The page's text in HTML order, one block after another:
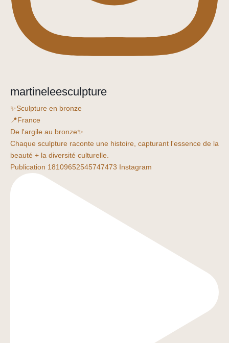
martineleesculpture
✨Sculpture en bronze
📍France
De l'argile au bronze✨
Chaque sculpture raconte une histoire, capturant l'essence de la
beauté + la diversité culturelle.
Publication 18109652545747473 Instagram